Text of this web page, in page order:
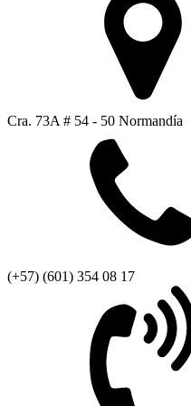
Cra. 73A # 54 - 50 Normandía
(+57) (601) 354 08 17